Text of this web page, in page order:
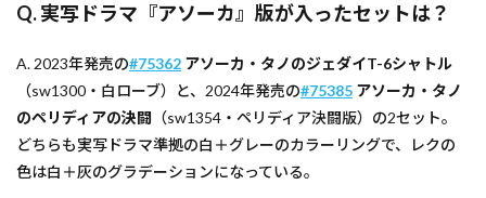
Q. 実写ドラマ『アソーカ』版が入ったセットは？
A. 2023年発売の#75362 アソーカ・タノのジェダイT-6シャトル
（sw1300・白ローブ）と、2024年発売の#75385 アソーカ・タノ
のペリディアの決闘 （sw1354・ペリディア決闘版）の2セット。
どちらも実写ドラマ準拠の白＋グレーのカラーリングで、レクの
色は白＋灰のグラデーションになっている。